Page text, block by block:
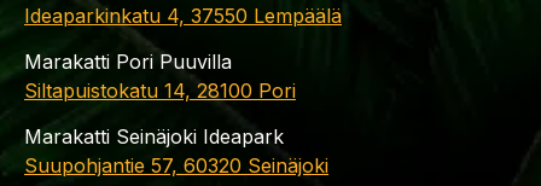
Ideaparkinkatu 4, 37550 Lempäälä
Marakatti Pori Puuvilla
Siltapuistokatu 14, 28100 Pori
Marakatti Seinäjoki Ideapark
Suupohjantie 57, 60320 Seinäjoki